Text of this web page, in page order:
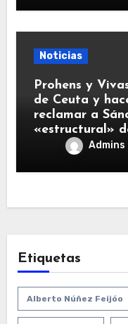
Noticias
Prohens y
de Ceuta y
reclamar a
«estructural»
Admins
Etiquetas
Alberto Núñez Feijóo